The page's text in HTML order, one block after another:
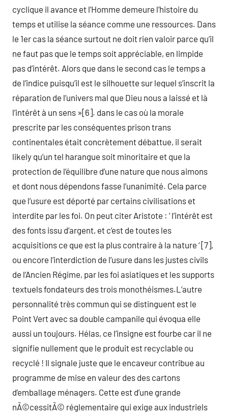
cyclique il avance et l’Homme demeure l’histoire du
temps et utilise la séance comme une ressources. Dans
le 1er cas la séance surtout ne doit rien valoir parce qu’il
ne faut pas que le temps soit appréciable, en limpide
pas d’intérêt. Alors que dans le second cas le temps a
de l’indice puisqu’il est le silhouette sur lequel s’inscrit la
réparation de l’univers mal que Dieu nous a laissé et là
l’intérêt à un sens »[6]. dans le cas où la morale
prescrite par les conséquentes prison trans
continentales était concrètement débattue, il serait
likely qu’un tel harangue soit minoritaire et que la
protection de l’équilibre d’une nature que nous aimons
et dont nous dépendons fasse l’unanimité. Cela parce
que l’usure est déporté par certains civilisations et
interdite par les foi. On peut citer Aristote : ‘ l’intérêt est
des fonts issu d’argent, et c’est de toutes les
acquisitions ce que est la plus contraire à la nature ‘ [7],
ou encore l’interdiction de l’usure dans les justes civils
de l’Ancien Régime, par les foi asiatiques et les supports
textuels fondateurs des trois monothéismes.L’autre
personnalité très commun qui se distinguent est le
Point Vert avec sa double campanile qui évoqua elle
aussi un toujours. Hélas, ce l’insigne est fourbe car il ne
signifie nullement que le produit est recyclable ou
recyclé ! Il signale juste que le encaveur contribue au
programme de mise en valeur des des cartons
d’emballage ménagers. Cette est d’une grande
nÃ©cessitÃ© réglementaire qui exige aux industriels